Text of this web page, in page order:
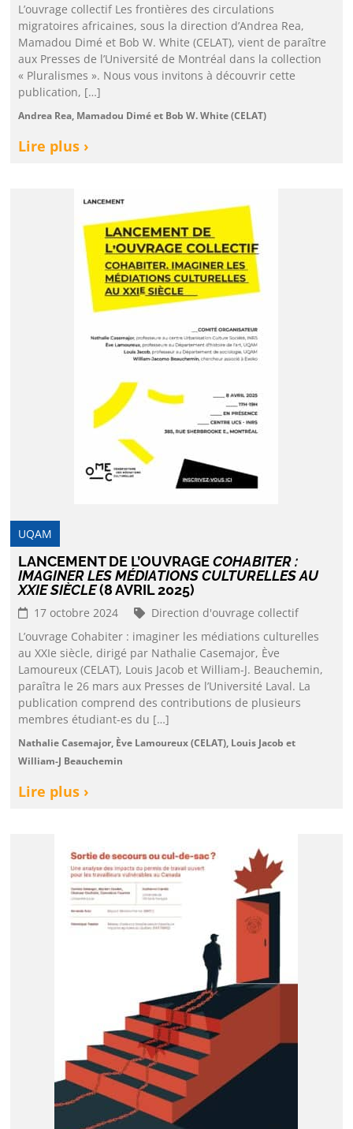
L’ouvrage collectif Les frontières des circulations
migratoires africaines, sous la direction d’Andrea Rea,
Mamadou Dimé et Bob W. White (CELAT), vient de paraître
aux Presses de l’Université de Montréal dans la collection
« Pluralismes ». Nous vous invitons à découvrir cette
publication, […]
Andrea Rea, Mamadou Dimé et Bob W. White (CELAT)
Lire plus ›
UQAM
LANCEMENT DE L’OUVRAGECOHABITER :
IMAGINER LES MÉDIATIONS CULTURELLES AU
XXIE SIÈCLE(8 AVRIL 2025)
17 octobre 2024
Direction d'ouvrage collectif
L’ouvrage Cohabiter : imaginer les médiations culturelles
au XXIe siècle, dirigé par Nathalie Casemajor, Ève
Lamoureux (CELAT), Louis Jacob et William-J. Beauchemin,
paraîtra le 26 mars aux Presses de l’Université Laval. La
publication comprend des contributions de plusieurs
membres étudiant-es du […]
Nathalie Casemajor, Ève Lamoureux (CELAT), Louis Jacob et
William-J Beauchemin
Lire plus ›